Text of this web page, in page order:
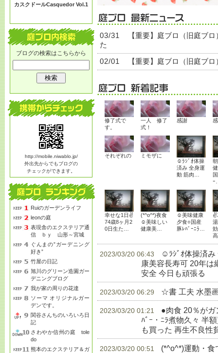
ブログの検索はこちらから
http://mobile.niwablo.jp/
外出先からでもブログの
チェックができます。
Ruiのガーデンライフ
leonの庭
表現舎のエクステリア通
信 ｂｙ 山形～宮城
ぐんまの”ガーデニング
好き”
竹屋の日記
旭川のグリーン造園ガー
デニングブログ
我が家の周りの花達
ソーマ オリジナルガー
デンです。
関谷さんちのいろいろ日
記
さわやか信州の庭 tole
do
熊本のエクステリア＆ガ
カスクドールCasquedor Vol.1
03/31
【重要】庭ブロ（旧庭ブ
た
02/01 【重要】庭ブロ（旧庭ブ
修了式で
す。
一人 修了
式！
感謝
それぞれの
ミモザに
☺ﾗｼﾞｵ体操
済み 全身運
動 筋肉…
ｰ
幸せな1日✌
74歳8ヶ月2
0日生た…
(*^o^*)夜食
☺美味しい
健康美…
☺美味健康
夕食○国産
豚ﾚﾊﾞｰﾆﾗ…
✌
2023/03/20 06:43
☺ﾗｼﾞｵ体操済み
康美容長寿可 20年は
安全 今日も頑張る
2023/03/20 06:29 ☆書 工夫 水墨
2023/03/20 01:21
●肉食 20％がガ
ﾊﾞｰ・ﾆﾗ煮物久々 半
も買った 再生不良性
2023/03/20 00:51
(*^o^*)運動・